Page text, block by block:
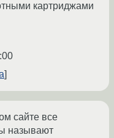
картриджами
сайте все
называют